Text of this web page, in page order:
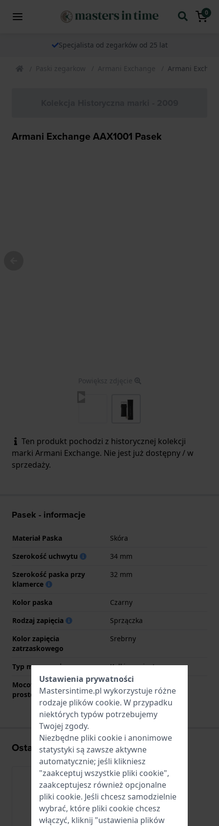
0
Specjalista od zegarków od 25 lat
Paski zegarkow Armani Exchange Armani
Armani Exchange AAX1001 Pasek
Powiększ zdjęcie
Ten produkt pochodzi z historycznej kolekcji
marki Armani Exchange. Nie jest już dostępny / w
sprzedaży.
Pasek - informacje
Materiał Paska
Skóra
Szerokość uchwytu
34 mm
Szerokość paska przy
klamerce
32 mm
Kolor paska
Czarny
Rodzaj zapięcia
Sprzączka
Kolor zapięcia
zatrzaskowego
Srebrny
Typ mocowania
Kołki sprężyste
Mocowanie za pomocą
prostego bolca
Tak
Ostatnio oglądane
Ustawienia prywatności
Mastersintime.pl wykorzystuje różne
rodzaje plików cookie. W przypadku
niektórych typów potrzebujemy
Twojej zgody.
Niezbędne pliki cookie i anonimowe
statystyki są zawsze aktywne
automatycznie; jeśli klikniesz
"zaakceptuj wszystkie pliki cookie",
zaakceptujesz również opcjonalne
pliki cookie. Jeśli chcesz samodzielnie
wybrać, które pliki cookie chcesz
włączyć, kliknij "ustawienia plików